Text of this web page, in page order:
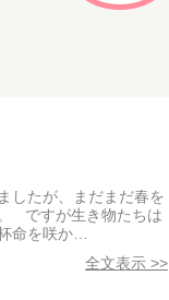
したが、まだまだ春を
ですが生き物たちは
命を咲か…
全文表示 >>